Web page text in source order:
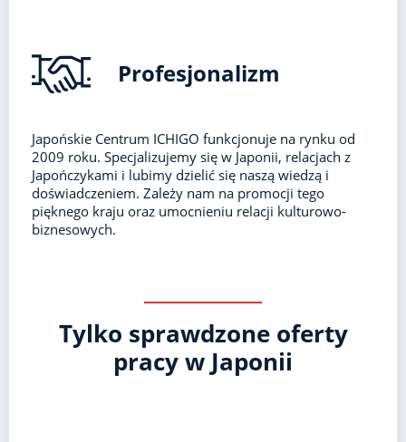
Profesjonalizm
Japońskie Centrum ICHIGO funkcjonuje na rynku od
2009 roku. Specjalizujemy się w Japonii, relacjach z
Japończykami i lubimy dzielić się naszą wiedzą i
doświadczeniem. Zależy nam na promocji tego
pięknego kraju oraz umocnieniu relacji kulturowo-
biznesowych.
Tylko sprawdzone oferty
pracy w Japonii